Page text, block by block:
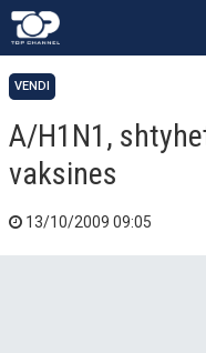
VENDI
A/H1N1,
vaksines
13/10/2009 09:05